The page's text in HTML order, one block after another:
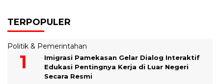
TERPOPULER
Politik & Pemerintahan
Imigrasi Pamekasan Gelar Dialog Interaktif
Edukasi Pentingnya Kerja di Luar Negeri
Secara Resmi